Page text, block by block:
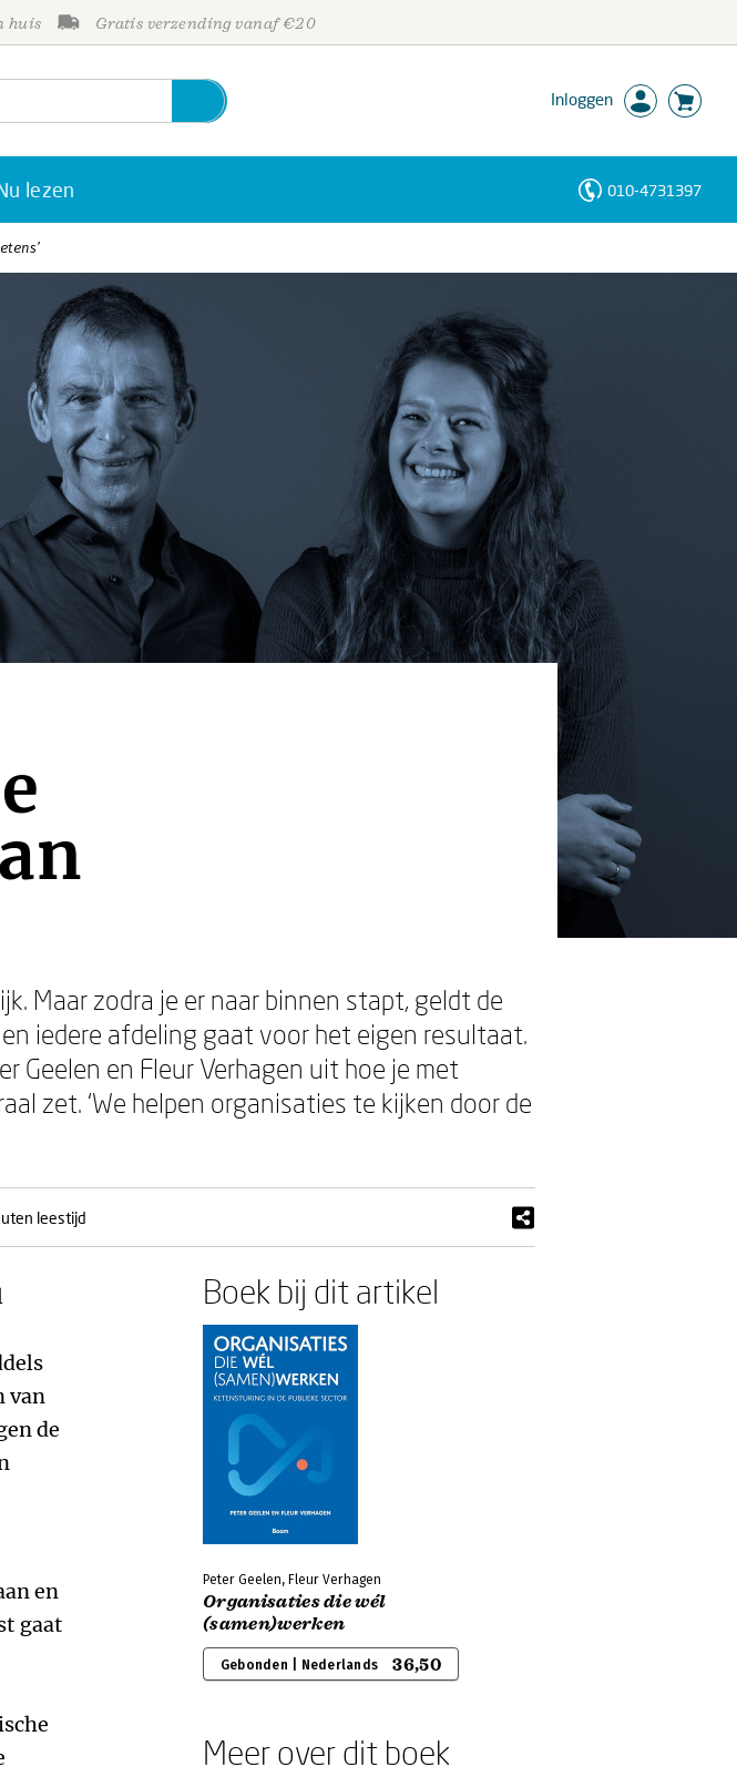
huis Gratis verzending vanaf €20
Inloggen
lezen 010-4731397
Maar zodra je er naar binnen stapt, geldt de
iedere afdeling gaat voor het eigen resultaat.
Geelen en Fleur Verhagen uit hoe je met
zet. ‘We helpen organisaties te kijken door de
leestijd
van
de
en
gaat
Boek bij dit artikel
Peter Geelen, Fleur Verhagen
Organisaties die wél
(samen)werken
Gebonden | Nederlands 36,50
Meer over dit boek
Personen